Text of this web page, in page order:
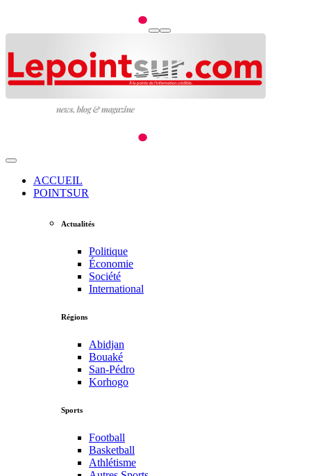
ACCUEIL
POINTSUR
Actualités
Politique
Économie
Société
International
Régions
Abidjan
Bouaké
San-Pédro
Korhogo
Sports
Football
Basketball
Athlétisme